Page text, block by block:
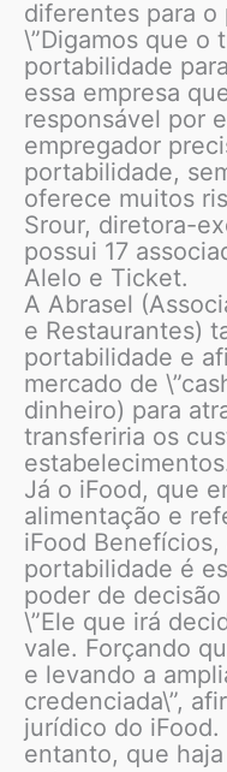
diferentes para
\”Digamos que o
portabilidade
essa empresa
responsável por
empregador
portabilidade,
oferece muitos
Srour, diretora-
possui 17
Alelo e Ticket.
A Abrasel
e Restaurantes)
portabilidade e
mercado de
dinheiro) para
transferiria os
Já o iFood, que
alimentação e
iFood
portabilidade é
poder de
\”Ele que irá
vale. Forçando
e levando a
credenciada\”,
jurídico do
entanto, que